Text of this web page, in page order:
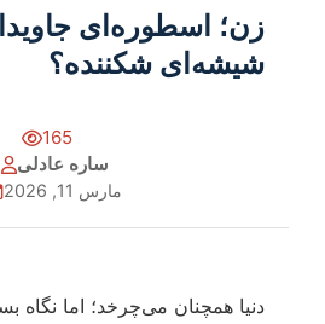
زن؛ اسطوره‌ای
شیشه‌ای شکننده؟
165
ساره عادلی
مارس 11, 2026
دنیا همچنان می‌چرخد؛ اما نگاه